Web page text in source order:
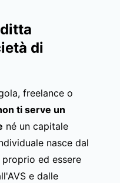
di
freelance o
ti serve un
né un capitale
nasce dal
ed essere
e dalle